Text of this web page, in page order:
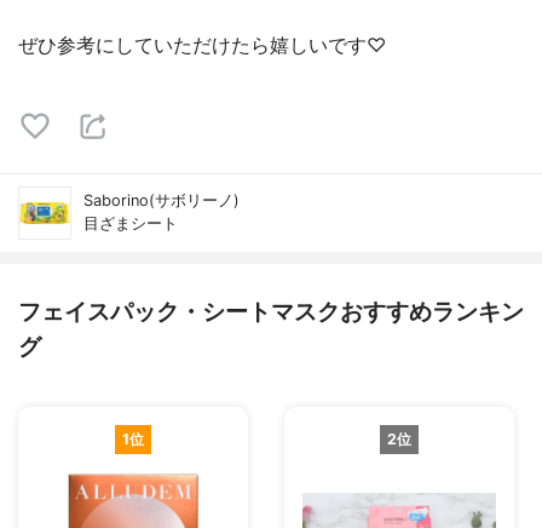
ぜひ参考にしていただけたら嬉しいです♡
Saborino(サボリーノ)
目ざまシート
フェイスパック・シートマスクおすすめランキン
グ
1位 2位